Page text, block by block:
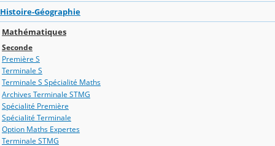
Histoire-Géographie
Mathématiques
Seconde
Première S
Terminale S
Terminale S Spécialité Maths
Archives Terminale STMG
Spécialité Première
Spécialité Terminale
Option Maths Expertes
Terminale STMG